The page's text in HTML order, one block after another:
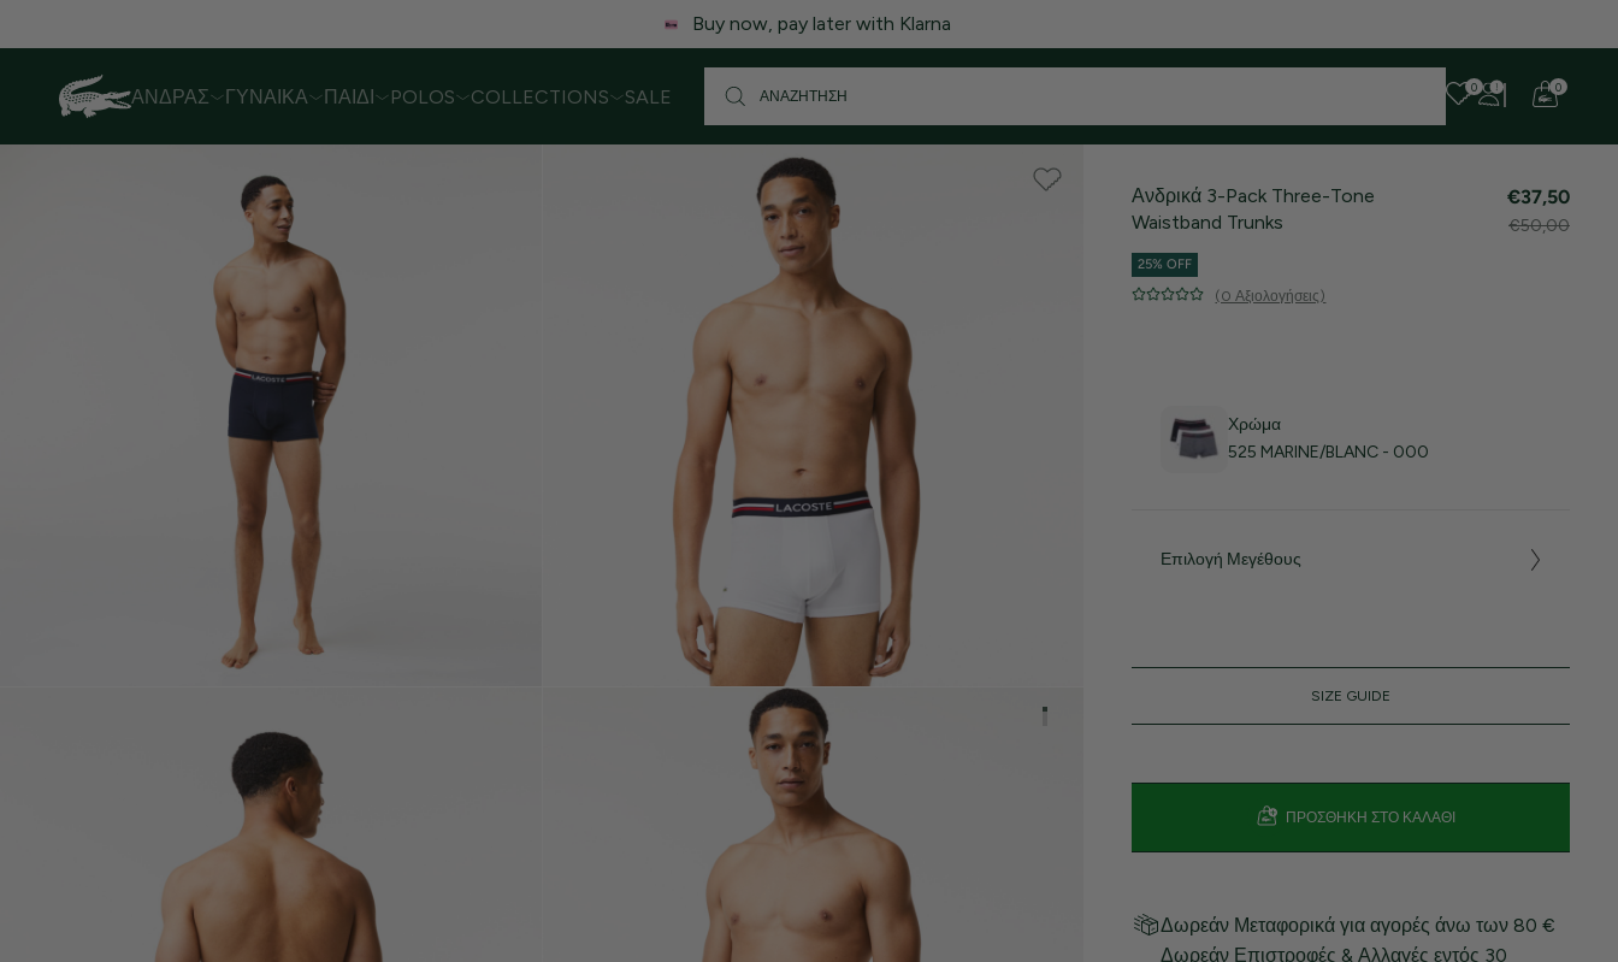
Λόγω αυξημένου όγκου παραγγελιών, ενδέχεται να υπάρξει μικρή καθυστέρηση στις αποστολές. Σας ευχαριστούμε για την υπομονή σας!
ΆΝΔΡΑΣ ΓΥΝΑΊΚΑ ΠΑΙΔΊ POLOS COLLECTIONS SALE 0 0
Ανδρικά 3-Pack Three-Tone
Waistband Trunks
€37,50
€50,00
25% OFF
(0 Αξιολογήσεις)
Χρώμα
525 MARINE/BLANC - 000
Επιλογή Μεγέθους
SIZE GUIDE
ΠΡΟΣΘΉΚΗ ΣΤΟ ΚΑΛΆΘΙ
Δωρεάν Μεταφορικά για αγορές άνω των 80 €
Δωρεάν Επιστροφές & Αλλαγές εντός 30